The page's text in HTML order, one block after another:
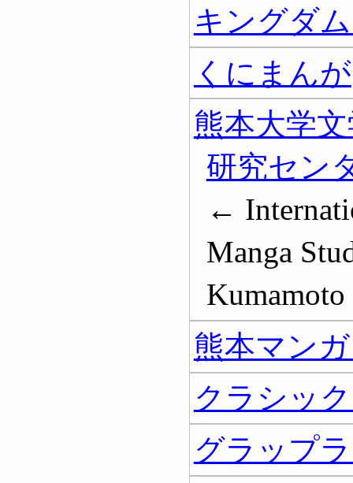
キングダ
くにまんが
熊本大学
研究セン
←
Manga
熊本マン
クラシッ
グラップ